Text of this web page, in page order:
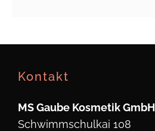
Kontakt
MS Gaube Kosmetik GmbH
Schwimmschulkai 108